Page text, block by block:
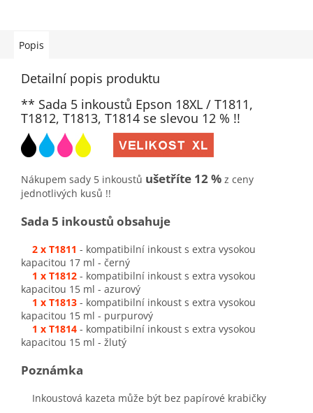
Popis
Detailní popis produktu
** Sada 5 inkoustů Epson 18XL / T1811,
T1812, T1813, T1814 se slevou 12 % !!
Nákupem sady 5 inkoustů ušetříte 12 % z ceny
jednotlivých kusů !!
Sada 5 inkoustů obsahuje
2 x T1811 - kompatibilní inkoust s extra vysokou
kapacitou 17 ml - černý
1 x T1812 - kompatibilní inkoust s extra vysokou
kapacitou 15 ml - azurový
1 x T1813 - kompatibilní inkoust s extra vysokou
kapacitou 15 ml - purpurový
1 x T1814 - kompatibilní inkoust s extra vysokou
kapacitou 15 ml - žlutý
Poznámka
Inkoustová kazeta může být bez papírové krabičky